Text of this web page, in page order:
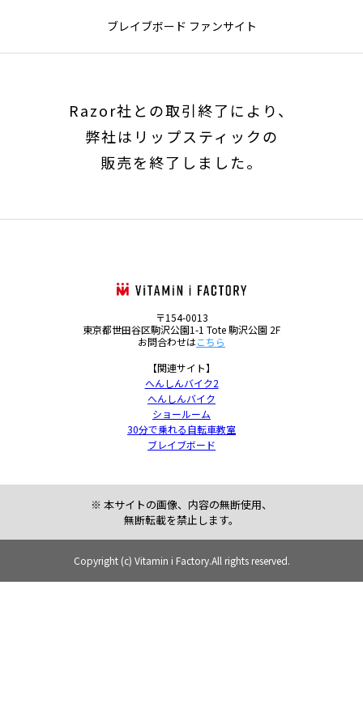
ブレイブボード ファンサイト
Razor社との取引終了により、
弊社はリップスティックの
販売を終了しました。
〒154-0013
東京都世田谷区駒沢公園1-1 Tote 駒沢公園 2F
お問合わせはこちら
【関連サイト】
へんしんバイク2
へんしんバイク
ショールーム
30分で乗れる自転車教室
ブレイブボード
※ 本サイトの画像、内容の無断使用、
無断転載を禁止します。
Copyright (c) Vitamin i Factory.All rights reserved.